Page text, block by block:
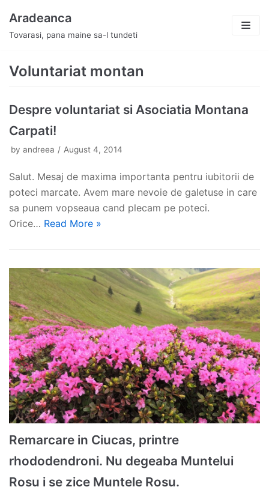
Skip
to
Aradeanca
Tovarasi, pana maine sa-l tundeti
Voluntariat montan
Despre voluntariat si Asociatia Montana
Carpati!
by andreea August 4, 2014
Salut. Mesaj de maxima importanta pentru iubitorii de
poteci marcate. Avem mare nevoie de galetuse in care
sa punem vopseaua cand plecam pe poteci.
Orice… Read More »
Remarcare in Ciucas, printre
rhododendroni. Nu degeaba Muntelui
Rosu i se zice Muntele Rosu.